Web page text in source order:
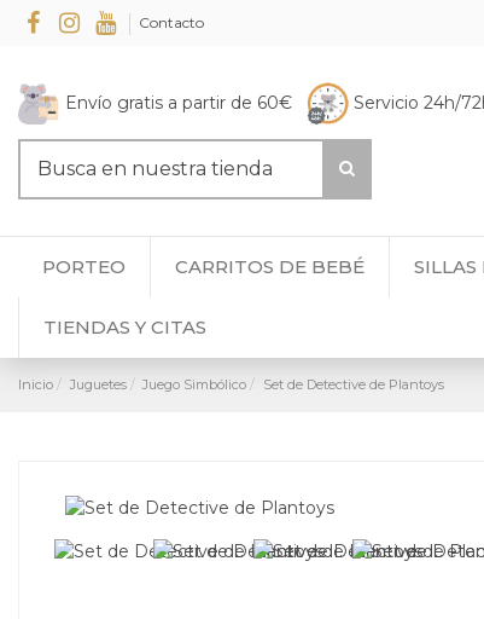
Contacto
Envío gratis a partir de 60€ Servicio 24h/
PORTEO CARRITOS DE BEBÉ SILLAS
TIENDAS Y CITAS
Inicio Juguetes Juego Simbólico Set de Detective de Plantoys